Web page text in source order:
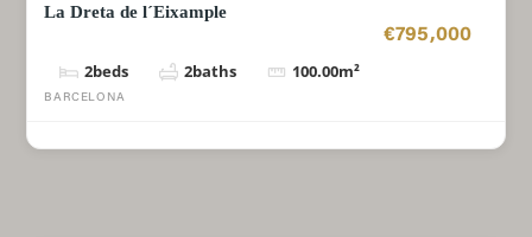
La Dreta de l´Eixample
€795,000
2beds 2baths 100.00m²
BARCELONA